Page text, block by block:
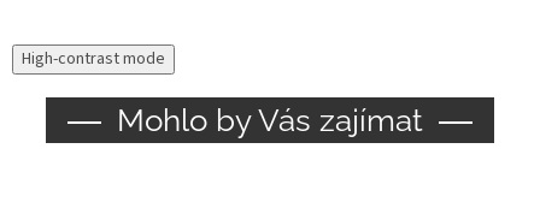
High-contrast mode
Mohlo by Vás zajímat